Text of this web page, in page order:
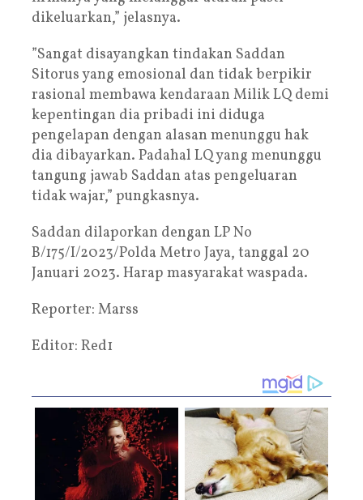
dikeluarkan,” jelasnya.
”Sangat disayangkan tindakan Saddan
Sitorus yang emosional dan tidak berpikir
rasional membawa kendaraan Milik LQ demi
kepentingan dia pribadi ini diduga
pengelapan dengan alasan menunggu hak
dia dibayarkan. Padahal LQ yang menunggu
tangung jawab Saddan atas pengeluaran
tidak wajar,” pungkasnya.
Saddan dilaporkan dengan LP No
B/175/I/2023/Polda Metro Jaya, tanggal 20
Januari 2023. Harap masyarakat waspada.
Reporter: Marss
Editor: Red1